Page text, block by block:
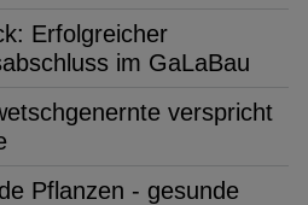
Erfolgreicher
im GaLaBau
verspricht
Pflanzen - gesunde